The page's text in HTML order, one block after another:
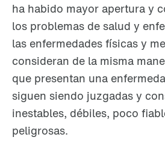
ha habido mayor apertura y
los problemas de salud y
las enfermedades físicas y
consideran de la misma
que presentan una
siguen siendo juzgadas y
inestables, débiles, poco
peligrosas.